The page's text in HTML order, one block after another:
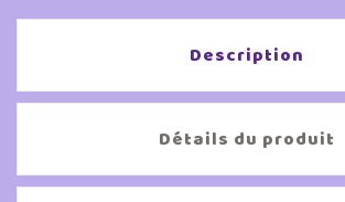
Description
Détails du produit